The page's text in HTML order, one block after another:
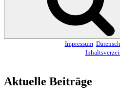
Impressum
Aktuelle Beiträge